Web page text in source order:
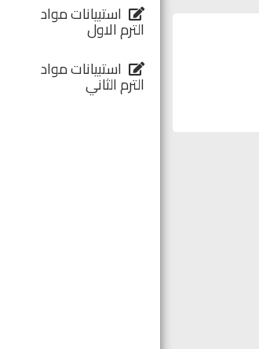
استبيانات مواد
الترم الاول
استبيانات مواد
الترم الثاني